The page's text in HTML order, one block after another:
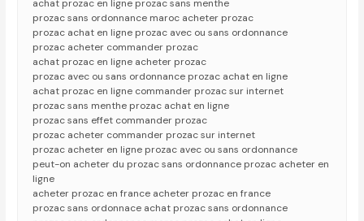
achat prozac en ligne prozac sans menthe
prozac sans ordonnance maroc acheter prozac
prozac achat en ligne prozac avec ou sans ordonnance
prozac acheter commander prozac
achat prozac en ligne acheter prozac
prozac avec ou sans ordonnance prozac achat en ligne
achat prozac en ligne commander prozac sur internet
prozac sans menthe prozac achat en ligne
prozac sans effet commander prozac
prozac acheter commander prozac sur internet
prozac acheter en ligne prozac avec ou sans ordonnance
peut-on acheter du prozac sans ordonnance prozac acheter en
ligne
acheter prozac en france acheter prozac en france
prozac sans ordonnace achat prozac sans ordonnance